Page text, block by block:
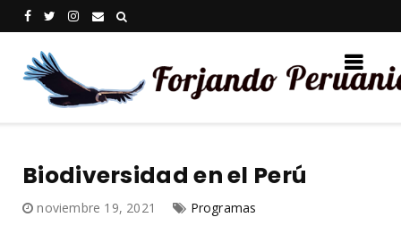
Biodiversidad en el Perú
noviembre 19, 2021 Programas